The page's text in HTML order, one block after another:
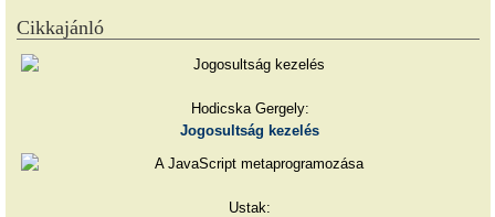
Cikkajánló
Hodicska Gergely:
Jogosultság kezelés
Ustak: